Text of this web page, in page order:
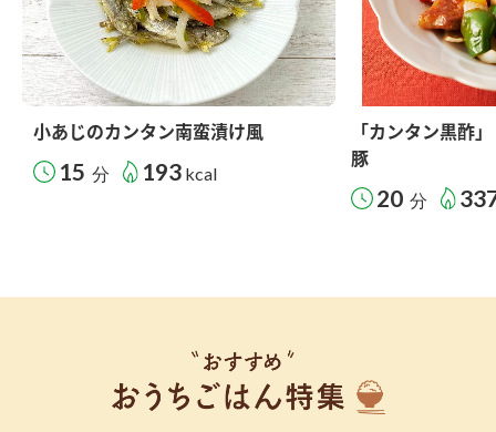
小あじのカンタン南蛮漬け風
15 分 193 kcal
「カンタン黒酢
豚
20 分